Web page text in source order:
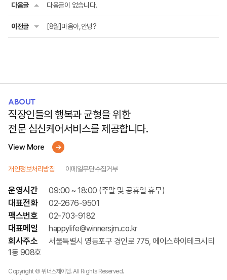
다음글 다음글이 없습니다.
이전글 [8월]마음아,안녕?
ABOUT
직장인들의 행복과 균형을 위한
전문 심신케어서비스를 제공합니다.
View More
개인정보처리방침 이메일무단수집거부
운영시간 09:00 ~ 18:00 (주말 및 공휴일 휴무)
대표전화 02-2676-9501
팩스번호 02-703-9182
대표메일 happylife@winnersjm.co.kr
회사주소
서울특별시 영등포구 경인로 775, 에이스하이테크시티
1동 908호
Copyright © 위너스제이엠. All Rights Reserved.